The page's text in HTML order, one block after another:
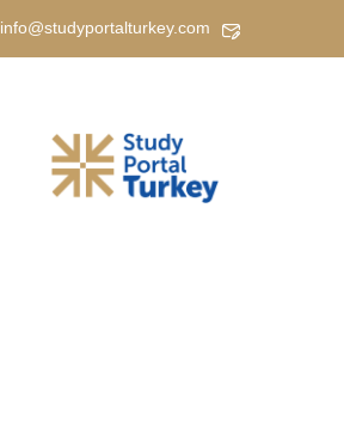
info@studyportalturkey.com